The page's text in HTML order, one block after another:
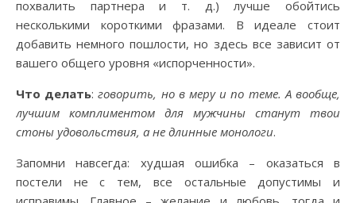
похвалить партнера и т. д.) лучше обойтись
несколькими короткими фразами. В идеале стоит
добавить немного пошлости, но здесь все зависит от
вашего общего уровня «испорченности».
Что делать:говорить, но в меру и по теме. А вообще,
лучшим комплиментом для мужчины станут твои
стоны удовольствия, а не длинные монологи.
Запомни навсегда: худшая ошибка – оказаться в
постели не с тем, все остальные допустимы и